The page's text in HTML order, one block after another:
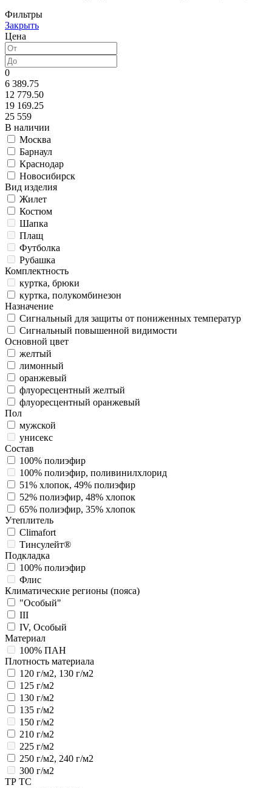
Фильтры
Закрыть
Цена
0
6 389.75
12 779.50
19 169.25
25 559
В наличии
Москва
Барнаул
Краснодар
Новосибирск
Вид изделия
Жилет
Костюм
Шапка
Плащ
Футболка
Рубашка
Комплектность
куртка, брюки
куртка, полукомбинезон
Назначение
Сигнальный для защиты от пониженных температур
Сигнальный повышенной видимости
Основной цвет
желтый
лимонный
оранжевый
флуоресцентный желтый
флуоресцентный оранжевый
Пол
мужской
унисекс
Состав
100% полиэфир
100% полиэфир, поливинилхлорид
51% хлопок, 49% полиэфир
52% полиэфир, 48% хлопок
65% полиэфир, 35% хлопок
Утеплитель
Climafort
Тинсулейт®
Подкладка
100% полиэфир
Флис
Климатические регионы (пояса)
"Особый"
III
IV, Особый
Материал
100% ПАН
Плотность материала
120 г/м2, 130 г/м2
125 г/м2
130 г/м2
135 г/м2
150 г/м2
210 г/м2
225 г/м2
250 г/м2, 240 г/м2
300 г/м2
ТР ТС